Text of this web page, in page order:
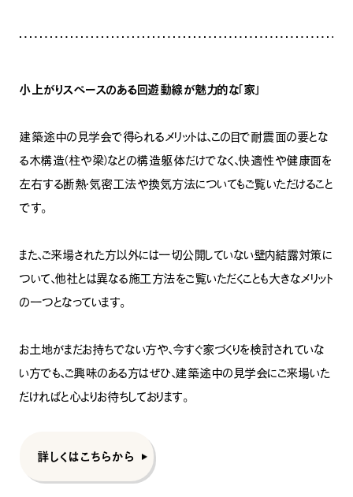
小上がりスペースのある回遊動線が魅力的な「家」
建築途中の見学会で得られるメリットは、この目で耐震面の要とな
る木構造（柱や梁）などの構造躯体だけでなく、快適性や健康面を
左右する断熱・気密工法や換気方法についてもご覧いただけること
です。
また、ご来場された方以外には一切公開していない壁内結露対策に
ついて、他社とは異なる施工方法をご覧いただくことも大きなメリット
の一つとなっています。
お土地がまだお持ちでない方や、今すぐ家づくりを検討されていな
い方でも、ご興味のある方はぜひ、建築途中の見学会にご来場いた
だければと心よりお待ちしております。
詳しくはこちらから